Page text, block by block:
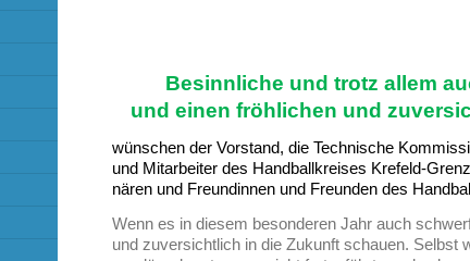
Besinnliche und trotz allem
und einen fröhlichen und
wünschen der Vorstand, die Technische
und Mitarbeiter des Handballkreises Krefeld-
nären und Freundinnen und Freunden des
Wenn es in diesem besonderen Jahr auch
und zuversichtlich in die Zukunft schauen. Selbst